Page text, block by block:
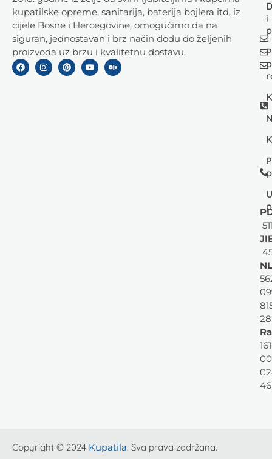
kupatilske opreme, sanitarija, baterija bojlera itd. iz
cijele Bosne i Hercegovine, omogućimo da na
siguran, jednostavan i brz način dođu do željenih
proizvoda uz brzu i kvalitetnu dostavu.
i
28
46
Copyright © 2024 Kupatila. Sva prava zadržana.